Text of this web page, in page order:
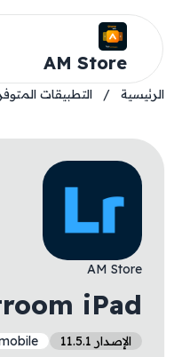
AM Store
الرئيسية / التطبيقات
AM Store
iPad
الإصدار 11.5.1